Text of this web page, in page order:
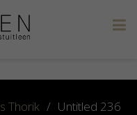
Thorik / Untitled 236